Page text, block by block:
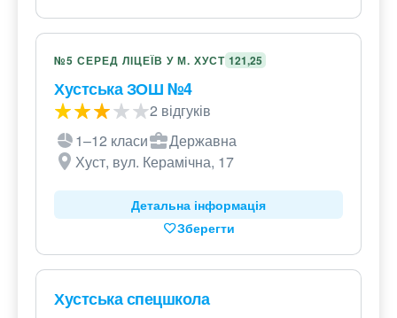
№5 СЕРЕД ЛІЦЕЇВ У М. ХУСТ 121,25
Хустська ЗОШ №4
2 відгуків
1–12 класи
Державна
Хуст, вул. Керамічна, 17
Детальна інформація
Зберегти
Хустська спецшкола